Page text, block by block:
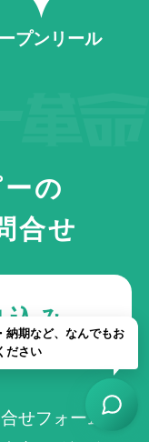
プンリール
の
合せ
み
せフォームへ